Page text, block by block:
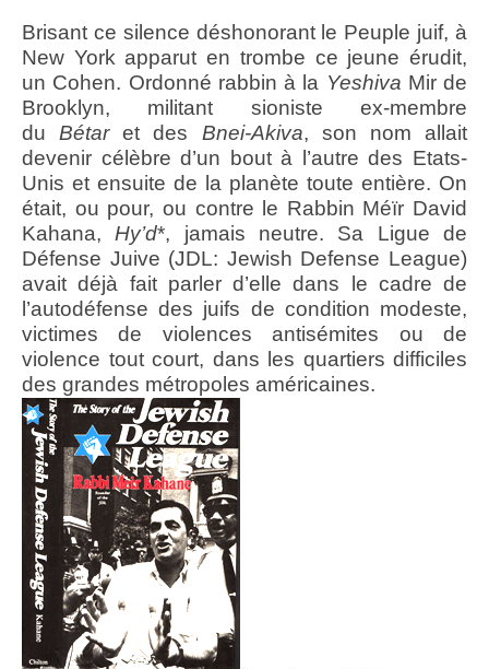
Brisant ce silence déshonorant le Peuple juif, à
New York apparut en trombe ce jeune érudit,
un Cohen. Ordonné rabbin à la Yeshiva Mir de
Brooklyn, militant sioniste ex-membre
duBétaret des Bnei-Akiva, son nom allait
devenir célèbre d’un bout à l’autre des Etats-
Unis et ensuite de la planète toute entière. On
était, ou pour, ou contre le Rabbin Méïr David
Kahana,Hy’d*, jamais neutre. Sa Ligue de
Défense Juive (JDL: Jewish Defense League)
avait déjà fait parler d’elle dans le cadre de
l’autodéfense des juifs de condition modeste,
victimes de violences antisémites ou de
violence tout court, dans les quartiers difficiles
des grandes métropoles américaines.